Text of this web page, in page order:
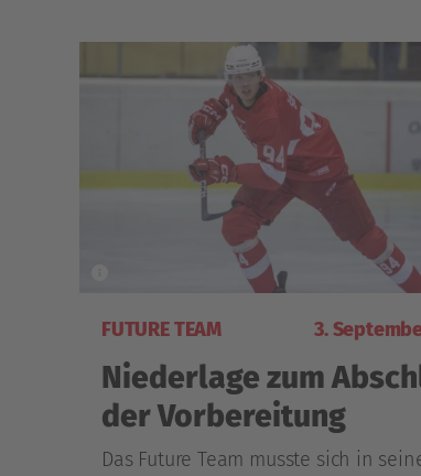
FUTURE TEAM 3.
Niederlage zum
der Vorbereitung
Das Future Team musste sich in